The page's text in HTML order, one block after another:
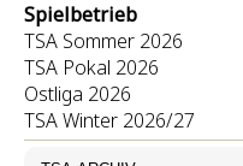
Spielbetrieb
TSA Sommer 2026
TSA Pokal 2026
Ostliga 2026
TSA Winter 2026/27